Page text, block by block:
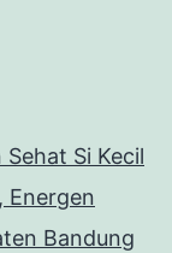
Si Kecil
Energen
Bandung